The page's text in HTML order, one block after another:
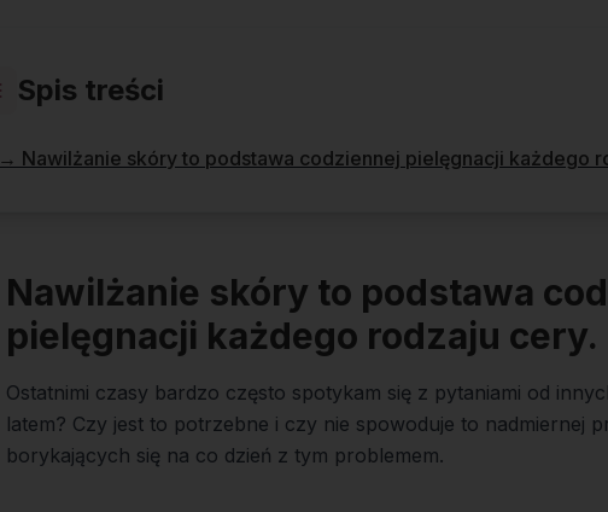
Spis treści
→ Nawilżanie skóry to podstawa codziennej pielęgnacji każdego
Nawilżanie skóry to podstawa
pielęgnacji każdego rodzaju cery.
Ostatnimi czasy bardzo często spotykam się z pytaniami od
latem? Czy jest to potrzebne i czy nie spowoduje to nadmiernej
borykających się na co dzień z tym problemem.